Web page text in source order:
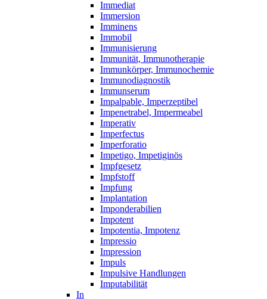
Immediat
Immersion
Imminens
Immobil
Immunisierung
Immunität, Immunotherapie
Immunkörper, Immunochemie
Immunodiagnostik
Immunserum
Impalpable, Imperzeptibel
Impenetrabel, Impermeabel
Imperativ
Imperfectus
Imperforatio
Impetigo, Impetiginös
Impfgesetz
Impfstoff
Impfung
Implantation
Imponderabilien
Impotent
Impotentia, Impotenz
Impressio
Impression
Impuls
Impulsive Handlungen
Imputabilität
In